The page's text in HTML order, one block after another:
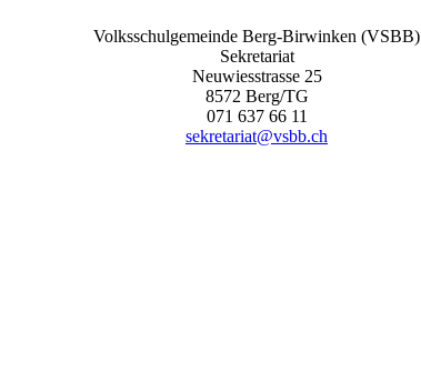
Volksschulgemeinde Berg-Birwinken (VSBB)
Sekretariat
Neuwiesstrasse 25
8572 Berg/TG
071 637 66 11
sekretariat@vsbb.ch